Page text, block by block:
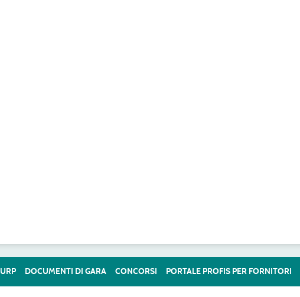
URP DOCUMENTI DI GARA CONCORSI PORTALE PROFIS PER FORNITORI